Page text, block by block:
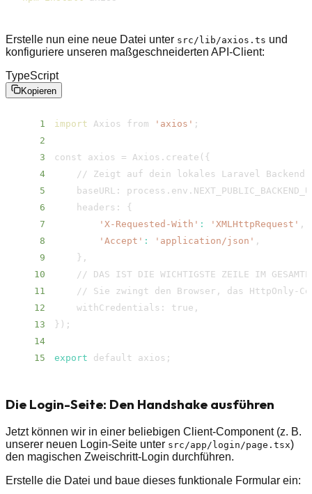
Erstelle nun eine neue Datei unter src/​lib/​axios.ts und
konfiguriere unseren maßgeschneiderten API-Client:
TypeScript
Kopieren
1 import Axios from 'axios' ;
2
3
const axios = Axios.create ( {
4
    // Zeigt auf dein lokales Laravel Backend
5
baseURL:
6
    headers:
{
7
'X-Requested-With' : 'XMLHttpRequest'
8
'Accept' : 'application/​json'
9
}
10
// DAS IST DIE WICHTIGSTE ZEILE IM
11
12
13
} ) ;
14
15
export default axios ;
Die Login-Seite: Den Handshake ausführen
Jetzt können wir in einer beliebigen Client-Component (z. B.
unserer neuen Login-Seite unter src/​app/​login/​page.tsx)
den magischen Zweischritt-Login durchführen.
Erstelle die Datei und baue dieses funktionale Formular ein: